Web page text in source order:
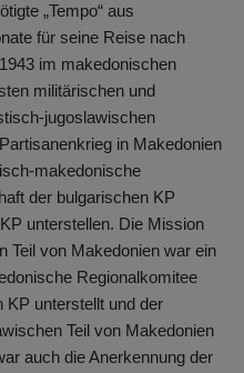
„Tempo“ aus
für seine Reise nach
im makedonischen
militärischen und
jugoslawischen
in Makedonien
makedonische
der bulgarischen KP
unterstellen. Die Mission
Teil von Makedonien war ein
Regionalkomitee
KP unterstellt und der
Teil von Makedonien
auch die Anerkennung der